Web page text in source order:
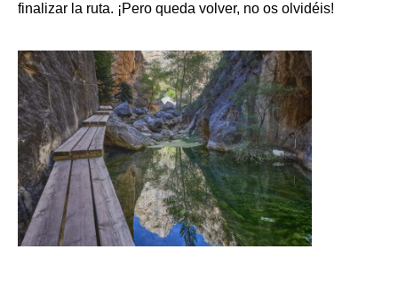
finalizar la ruta. ¡Pero queda volver, no os olvidéis!